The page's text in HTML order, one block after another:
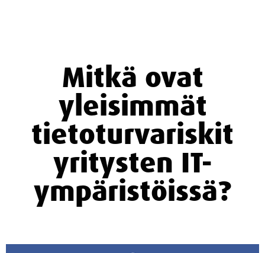
Mitkä ovat
yleisimmät
tietoturvariskit
yritysten IT-
ympäristöissä?